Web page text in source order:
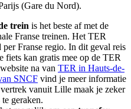
(Gare du Nord).
trein is het beste af met de
Franse treinen. Het TER
Franse regio. In dit geval reis
kan gratis mee op de TER
na van TER in Hauts-de-
SNCF vind je meer informatie
vanuit Lille maak je zeker
geraken.